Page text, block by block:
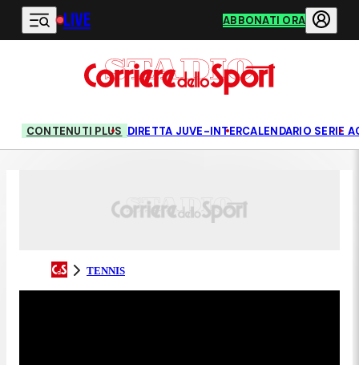
Vai al contenuto principale
LIVE ABBONATI ORA
CONTENUTI PLUS DIRETTA JUVE-INTERCALENDARIO SERIE A
TENNIS